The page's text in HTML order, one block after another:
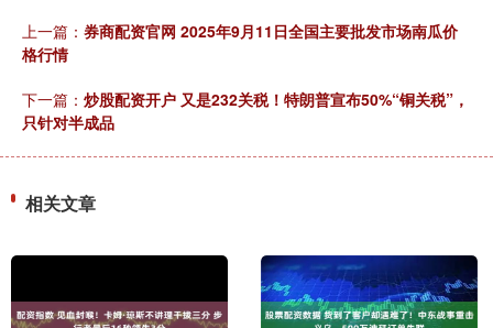
上一篇： 券商配资官网 2025年9月11日全国主要批发市场南瓜价
格行情
下一篇： 炒股配资开户 又是232关税！特朗普宣布50%“铜关税”，
只针对半成品
相关文章